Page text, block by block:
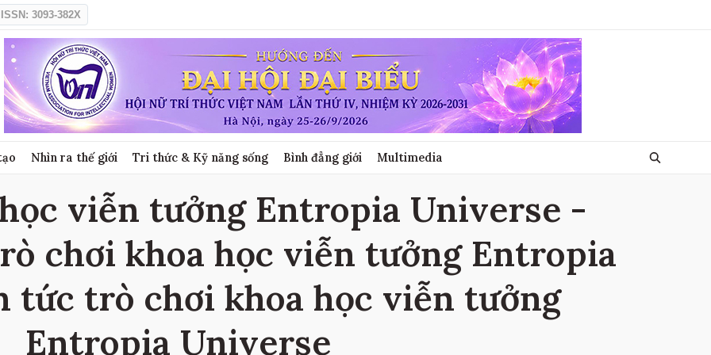
ISSN: 3093-382X
Nhìn ra thế giới Tri thức & Kỹ năng sống Bình đẳng giới Multimedia
viễn tưởng Entropia Universe -
chơi khoa học viễn tưởng Entropia
tức trò chơi khoa học viễn tưởng
Entropia Universe